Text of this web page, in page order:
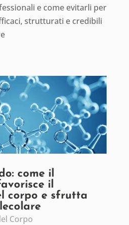
e come evitarli per
strutturati e credibili
come il
il
corpo e sfrutta
Corpo